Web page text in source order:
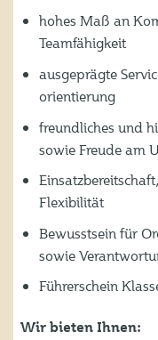
hohes Maß an
Teamfähigkeit
ausgeprägte
orientierung
freundliches und
sowie Freude am
Flexibilität
Bewusstsein für
sowie
Führerschein
Wir bieten Ihnen: